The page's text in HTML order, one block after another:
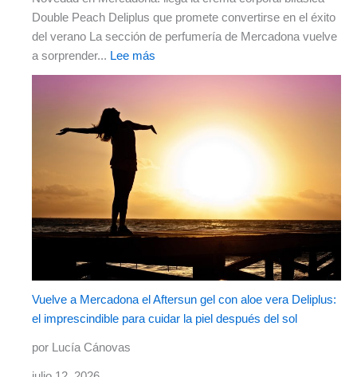
Double Peach Deliplus que promete convertirse en el éxito
del verano La sección de perfumería de Mercadona vuelve
a sorprender... Lee más
Vuelve a Mercadona el Aftersun gel con aloe vera Deliplus:
el imprescindible para cuidar la piel después del sol
por Lucía Cánovas